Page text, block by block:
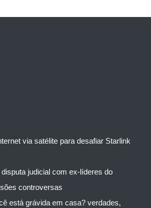
via satélite para desafiar Starlink
judicial com ex-líderes do
controversas
está grávida em casa? verdades,